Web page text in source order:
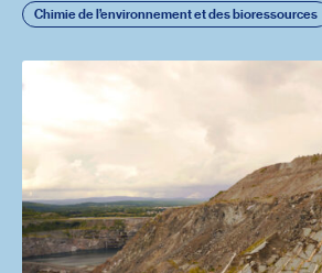
Chimie de l’environnement et des bioressources